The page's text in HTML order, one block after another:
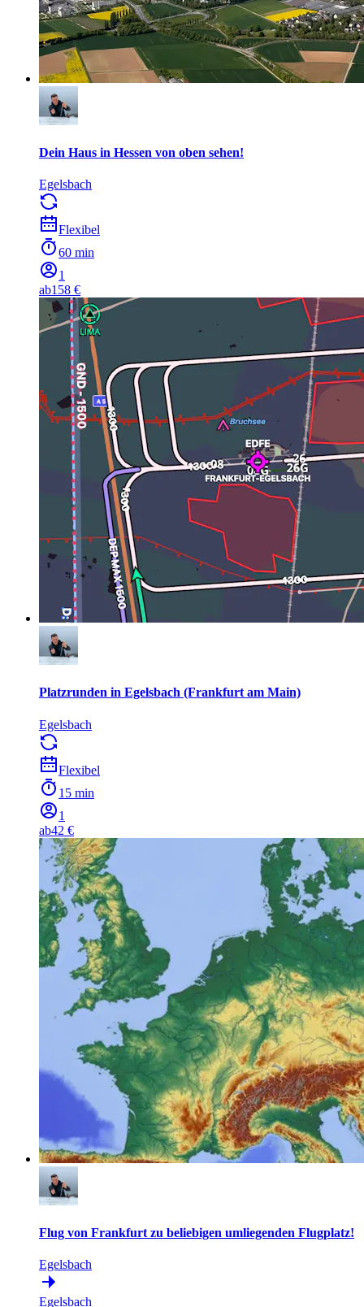
Dein Haus in Hessen von oben sehen!
Egelsbach
Flexibel
60 min
1
ab158 €
Platzrunden in Egelsbach (Frankfurt am Main)
Egelsbach
Flexibel
15 min
1
ab42 €
Flug von Frankfurt zu beliebigen umliegenden Flugplatz!
Egelsbach
Egelsbach